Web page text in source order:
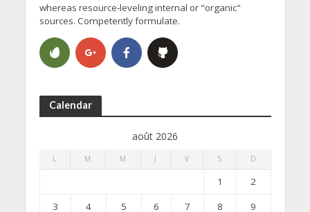
whereas resource-leveling internal or "organic"
sources. Competently formulate.
Calendar
août 2026
L M M J V S D
1
2
3
4 5 6 7 8
9